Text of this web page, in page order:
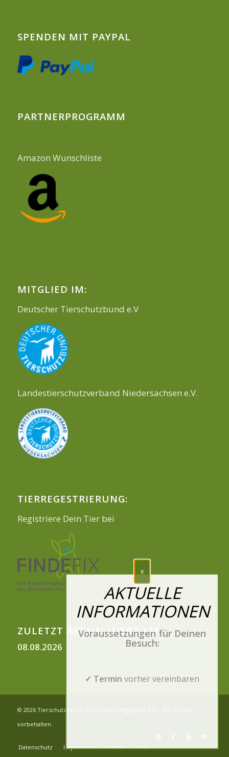
SPENDEN MIT PAYPAL
PARTNERPROGRAMM
Amazon Wunschliste
MITGLIED IM:
Deutscher Tierschutzbund e.V
Landestierschutzverband Niedersachsen e.V.
TIERREGESTRIERUNG:
Registriere Dein Tier bei
ZULETZT AKTUALISIERT AM
08.08.2026
© 2026 Tierschutzverein Peine und Umgegend e.V. - Alle Rechte
vorbehalten.
Datenschutz Impressum Kontakt links
Voraussetzungen für Deinen
Besuch:
✓ Termin vorher vereinbaren